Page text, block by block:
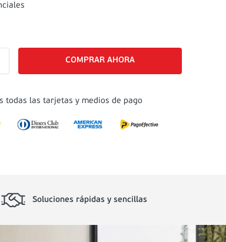
todas las tarjetas y medios de pago
Soluciones rápidas y sencillas